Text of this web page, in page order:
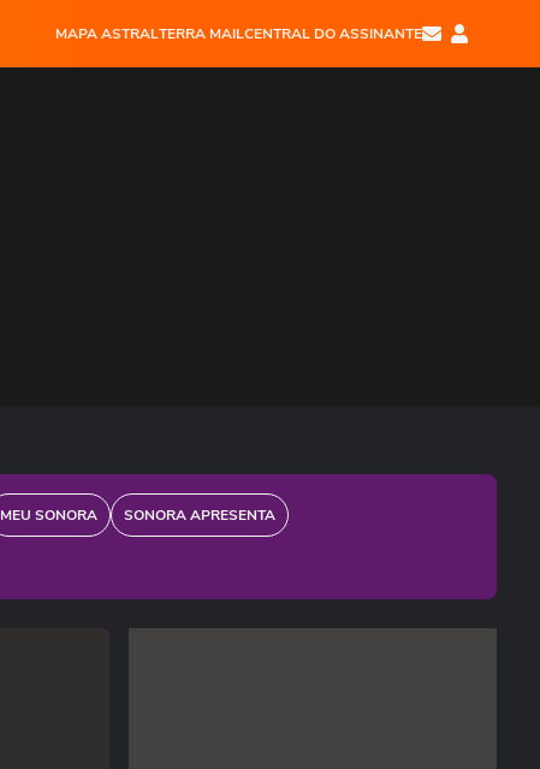
MAPA ASTRALTERRA MAILCENTRAL DO ASSINANTE
MEU SONORA SONORA APRESENTA